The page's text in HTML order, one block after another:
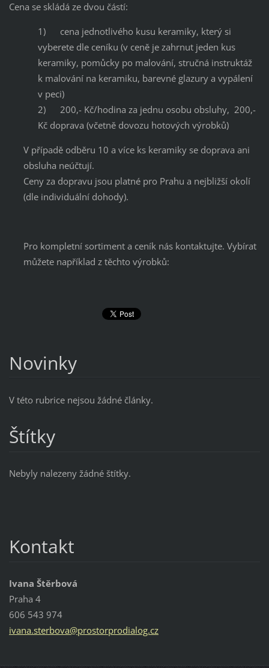
Cena se skládá ze dvou částí:
1) cena jednotlivého kusu keramiky, který si
vyberete dle ceníku (v ceně je zahrnut jeden kus
keramiky, pomůcky po malování, stručná instruktáž
k malování na keramiku, barevné glazury a vypálení
v peci)
2) 200,- Kč/hodina za jednu osobu obsluhy, 200,-
Kč doprava (včetně dovozu hotových výrobků)
V případě odběru 10 a více ks keramiky se doprava ani
obsluha neúčtují.
Ceny za dopravu jsou platné pro Prahu a nejbližší okolí
(dle individuální dohody).
Pro kompletní sortiment a ceník nás kontaktujte. Vybírat
můžete například z těchto výrobků:
Novinky
V této rubrice nejsou žádné články.
Štítky
Nebyly nalezeny žádné štítky.
Kontakt
Ivana Štěrbová
Praha 4
606 543 974
ivana.sterbova@prostorprodialog.cz